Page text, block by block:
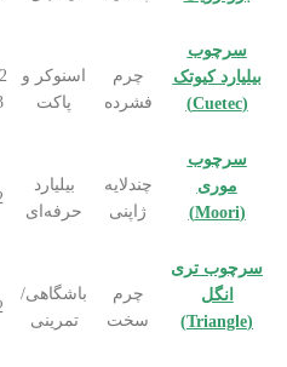
سرچوب
بیلیارد کیوتک
(Cuetec)
چرم
فشرده
اسنوکر و
پاکت
سرچوب
موری
(Moori)
چندلایه
ژاپنی
بیلیارد
حرفه‌ای
سرچوب تری
انگل
(Triangle)
چرم
سخت
باشگاهی/
تمرینی